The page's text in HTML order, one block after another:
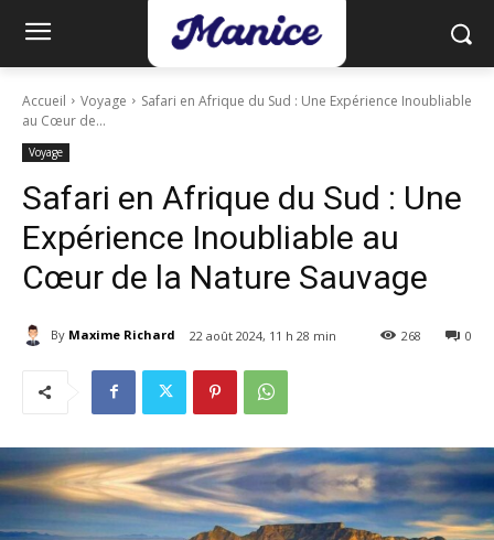
Accueil Voyage
Safari en Afrique du Sud : Une Expérience Inoubliable
au Cœur de...
Voyage
Safari en Afrique du Sud : Une
Expérience Inoubliable au
Cœur de la Nature Sauvage
By Maxime Richard 22 août 2024, 11 h 28 min 0
268